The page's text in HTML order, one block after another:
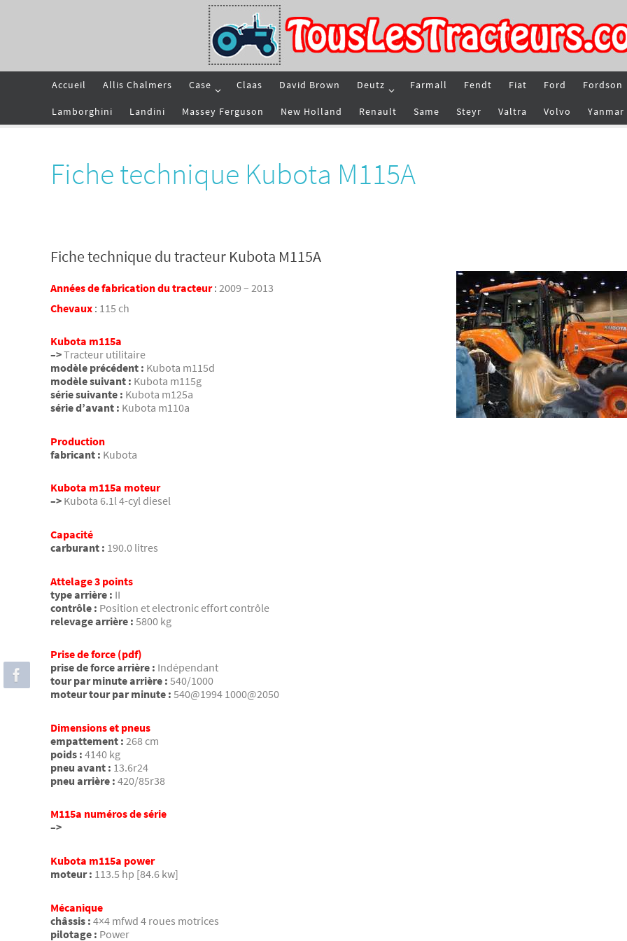
Accueil Allis Chalmers Case Claas David Brown Deutz Farmall Fendt Fiat Ford Fordson
Lamborghini Landini Massey Ferguson New Holland Renault Same Steyr Valtra Volvo Yanmar
Fiche technique Kubota M115A
Fiche technique du tracteur Kubota M115A
Années de fabrication du tracteur: 2009 – 2013
Chevaux : 115 ch
Kubota m115a
–>Tracteur utilitaire
modèle précédent : Kubota m115d
modèle suivant : Kubota m115g
série suivante : Kubota m125a
série d’avant : Kubota m110a
Production
fabricant : Kubota
Kubota m115a moteur
–> Kubota 6.1l 4-cyl diesel
Capacité
carburant : 190.0 litres
Attelage 3 points
type arrière : II
contrôle : Position et electronic effort contrôle
relevage arrière : 5800 kg
Prise de force (pdf)
prise de force arrière : Indépendant
tour par minute arrière : 540/1000
moteur tour par minute : 540@1994 1000@2050
Dimensions et pneus
empattement : 268 cm
poids : 4140 kg
pneu avant : 13.6r24
pneu arrière : 420/85r38
M115a numéros de série
–>
Kubota m115a power
moteur : 113.5 hp [84.6 kw]
Mécanique
châssis : 4×4 mfwd 4 roues motrices
pilotage : Power